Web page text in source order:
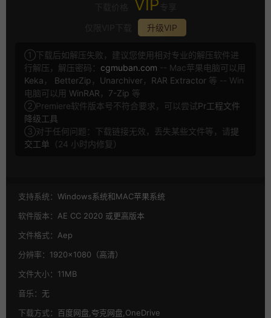
VIP
升级VIP
①下载后如解压失败，建议您使用相对专业的解压软件进
行解压，解压密码： cgmuban.com -- Mac苹果电脑可以用
Keka ， BetterZip ， Unarchiver， RAR Extractor 等 -- Win
电脑可以用 WinRAR ， 7-Zip 等
②Premiere软件版本号不符合要求，可以尝试Pr工程文件
降级工具
③对于任何问题：下载链接无效，丢失某些文件等，请提
交工单 （24 小时内修复）
支持系统： Windows系统和MAC苹果系统
软件版本： AE CC 2020 或更高版本
文件格式： Aep
分辨率： 1920×1080（高清）
文件大小： 11MB
音乐： 无
下载方式： 百度网盘,夸克网盘,OneDrive